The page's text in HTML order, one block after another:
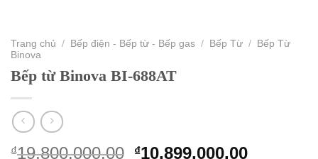
Trang chủ / Bếp điện - Bếp từ - Bếp gas / Bếp Từ / Bếp Từ
Binova
Bếp từ Binova BI-688AT
₫19,800,000.00 Original
₫10,899,000.00Current